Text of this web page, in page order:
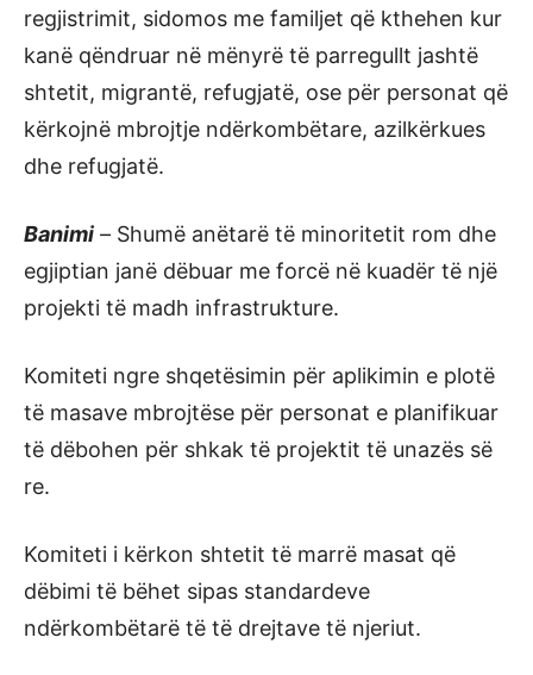
regjistrimit, sidomos me familjet që kthehen kur
kanë qëndruar në mënyrë të parregullt jashtë
shtetit, migrantë, refugjatë, ose për personat që
kërkojnë mbrojtje ndërkombëtare, azilkërkues
dhe refugjatë.
Banimi – Shumë anëtarë të minoritetit rom dhe
egjiptian janë dëbuar me forcë në kuadër të një
projekti të madh infrastrukture.
Komiteti ngre shqetësimin për aplikimin e plotë
të masave mbrojtëse për personat e planifikuar
të dëbohen për shkak të projektit të unazës së
re.
Komiteti i kërkon shtetit të marrë masat që
dëbimi të bëhet sipas standardeve
ndërkombëtarë të të drejtave të njeriut.